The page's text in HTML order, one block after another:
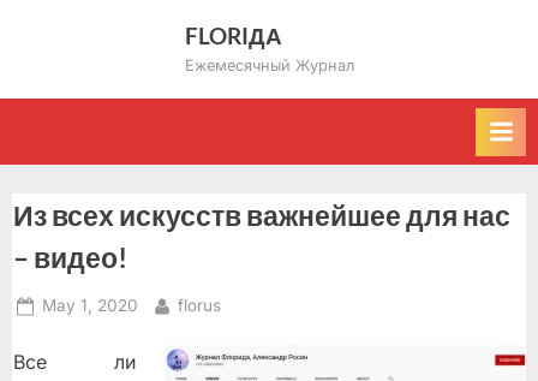
FLORIДА
Ежемесячный Журнал
Из всех искусств важнейшее для нас
– видео!
Posted
May 1, 2020 By
florus
Все ли